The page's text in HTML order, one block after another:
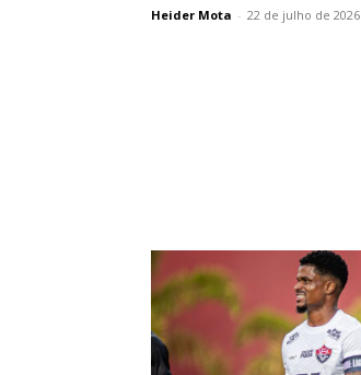
Heider Mota - 22 de julho de 2026